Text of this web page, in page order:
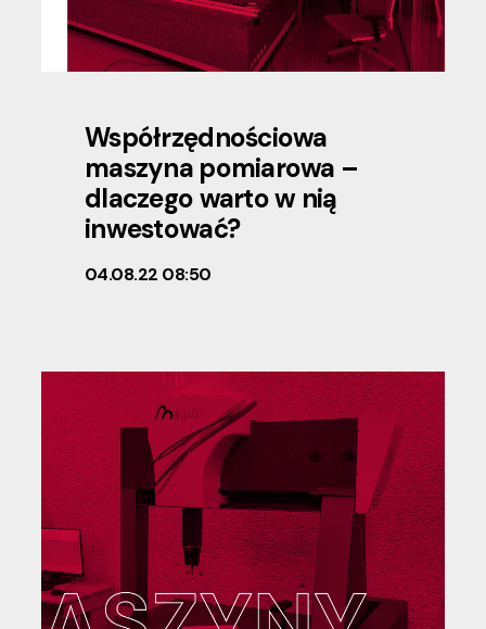
Współrzędnościowa
maszyna pomiarowa –
dlaczego warto w nią
inwestować?
04.08.22 08:50